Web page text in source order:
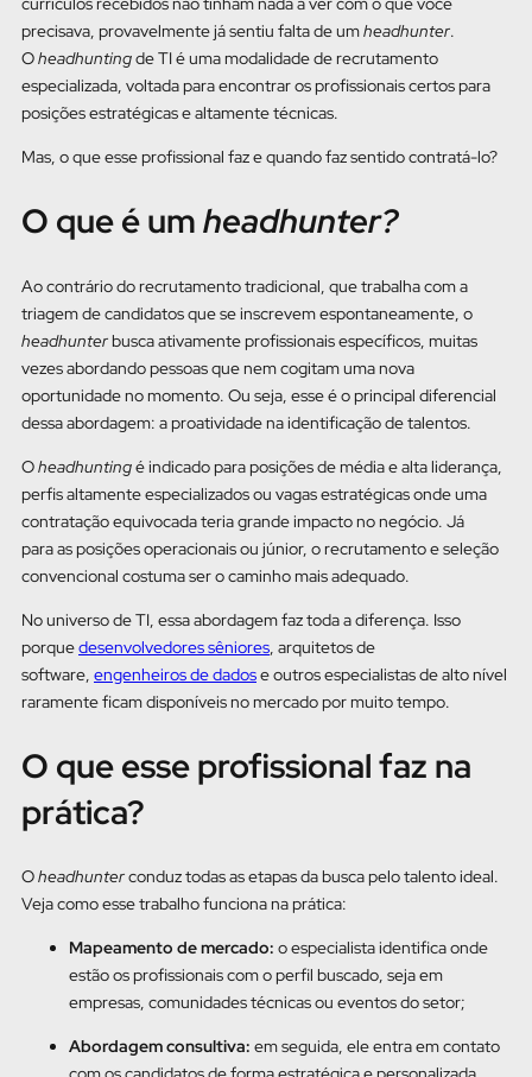
precisava, provavelmente já sentiu falta de umheadhunter.
Oheadhuntingde TI é uma modalidade de recrutamento
especializada, voltada para encontrar os profissionais certos para
posições estratégicas e altamente técnicas.
Mas, o que esse profissional faz e quando faz sentido contratá-lo?
O que é umheadhunter?
Ao contrário do recrutamento tradicional, que trabalha com a
triagem de candidatos que se inscrevem espontaneamente, o
headhunterbusca ativamente profissionais específicos, muitas
vezes abordando pessoas que nem cogitam uma nova
oportunidade no momento. Ou seja, esse é o principal diferencial
dessa abordagem: a proatividade na identificação de talentos.
Oheadhuntingé indicado para posições de média e alta liderança,
perfis altamente especializados ou vagas estratégicas onde uma
contratação equivocada teria grande impacto no negócio. Já
para as posições operacionais ou júnior, o recrutamento e seleção
convencional costuma ser o caminho mais adequado.
No universo de TI, essa abordagem faz toda a diferença. Isso
porquedesenvolvedores sêniores, arquitetos de
software, engenheiros de dadose outros especialistas de alto nível
raramente ficam disponíveis no mercado por muito tempo.
O que esse profissional faz na
prática?
Oheadhunterconduz todas as etapas da busca pelo talento ideal.
Veja como esse trabalho funciona na prática:
Mapeamento de mercado: o especialista identifica onde
estão os profissionais com o perfil buscado, seja em
empresas, comunidades técnicas ou eventos do setor;
Abordagem consultiva: em seguida, ele entra em contato